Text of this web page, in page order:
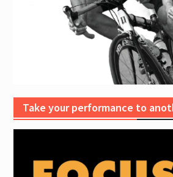
Take your performance to